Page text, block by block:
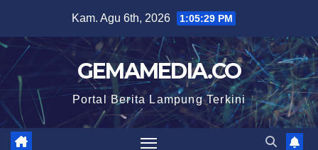
content
Kam. Agu 6th, 2026 1:05:30 PM
GEMAMEDIA.CO
Portal Berita Lampung Terkini